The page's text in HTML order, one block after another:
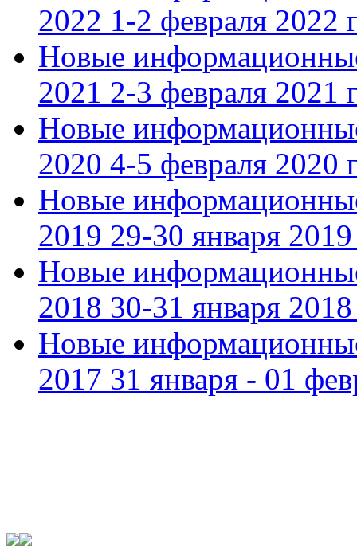
2022 1-2 февраля 2022
Новые
2021 2-3 февраля 2021
Новые
2020 4-5 февраля 2020
Новые
2019 29-30 января 2019
Новые
2018 30-31 января 2018
Новые
2017 31 января - 01